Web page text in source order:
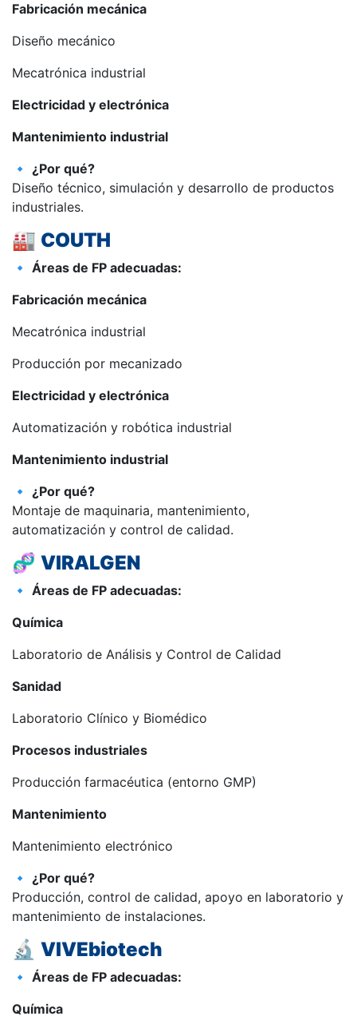
Fabricación mecánica
Diseño mecánico
Mecatrónica industrial
Electricidad y electrónica
Mantenimiento industrial
🔹 ¿Por qué?
Diseño técnico, simulación y desarrollo de productos
industriales.
🏭 COUTH
🔹 Áreas de FP adecuadas:
Fabricación mecánica
Mecatrónica industrial
Producción por mecanizado
Electricidad y electrónica
Automatización y robótica industrial
Mantenimiento industrial
🔹 ¿Por qué?
Montaje de maquinaria, mantenimiento,
automatización y control de calidad.
🧬 VIRALGEN
🔹 Áreas de FP adecuadas:
Química
Laboratorio de Análisis y Control de Calidad
Sanidad
Laboratorio Clínico y Biomédico
Procesos industriales
Producción farmacéutica (entorno GMP)
Mantenimiento
Mantenimiento electrónico
🔹 ¿Por qué?
Producción, control de calidad, apoyo en laboratorio y
mantenimiento de instalaciones.
🔬 VIVEbiotech
🔹 Áreas de FP adecuadas:
Química